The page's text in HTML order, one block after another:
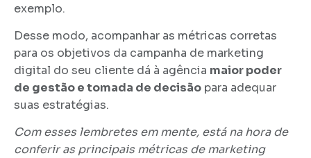
exemplo.
Desse modo, acompanhar as métricas corretas
para os objetivos da campanha de marketing
digital do seu cliente dá à agência maior poder
de gestão e tomada de decisão para adequar
suas estratégias.
Com esses lembretes em mente, está na hora de
conferir as principais métricas de marketing